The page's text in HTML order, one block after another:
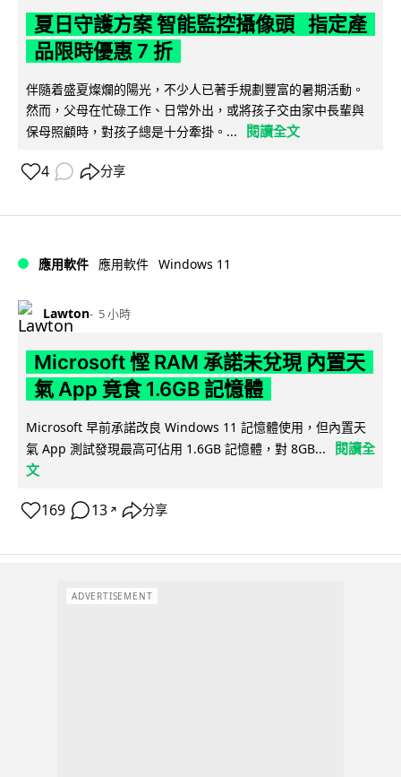
夏日守護方案 智能監控攝像頭 指定產
品限時優惠 7 折
伴隨着盛夏燦爛的陽光，不少人已著手規劃豐富的暑期活動。
然而，父母在忙碌工作、日常外出，或將孩子交由家中長輩與
保母照顧時，對孩子總是十分牽掛。...
閱讀全文
4 分享
應用軟件 應用軟件 Windows 11
Lawton 5 小時
Microsoft 慳 RAM 承諾未兌現 內置天
氣 App 竟食 1.6GB 記憶體
Microsoft 早前承諾改良 Windows 11 記憶體使用，但內置天
氣 App 測試發現最高可佔用 1.6GB 記憶體，對 8GB...
閱讀全
文
169 13 ↗ 分享
ADVERTISEMENT